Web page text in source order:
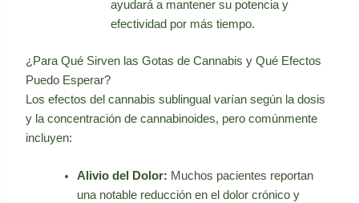
ayudará a mantener su potencia y
efectividad por más tiempo.
¿Para Qué Sirven las Gotas de Cannabis y Qué Efectos
Puedo Esperar?
Los efectos del cannabis sublingual varían según la dosis
y la concentración de cannabinoides, pero comúnmente
incluyen:
Alivio del Dolor: Muchos pacientes reportan
una notable reducción en el dolor crónico y